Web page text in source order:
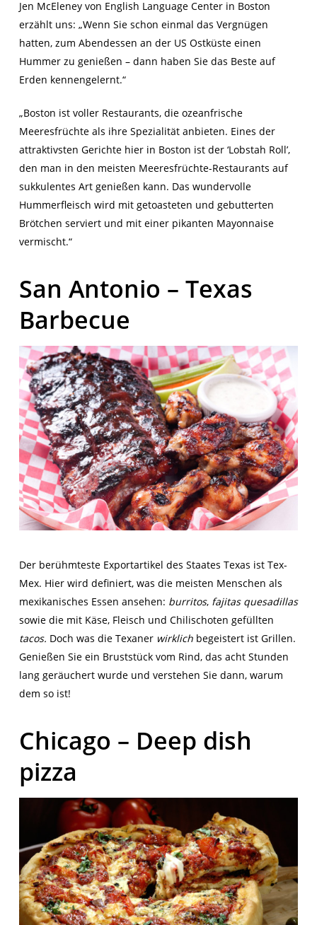
Jen McEleney von English Language Center in Boston
erzählt uns: „Wenn Sie schon einmal das Vergnügen
hatten, zum Abendessen an der US Ostküste einen
Hummer zu genießen – dann haben Sie das Beste auf
Erden kennengelernt.“
„Boston ist voller Restaurants, die ozeanfrische
Meeresfrüchte als ihre Spezialität anbieten. Eines der
attraktivsten Gerichte hier in Boston ist der ‘Lobstah Roll’,
den man in den meisten Meeresfrüchte-Restaurants auf
sukkulentes Art genießen kann. Das wundervolle
Hummerfleisch wird mit getoasteten und gebutterten
Brötchen serviert und mit einer pikanten Mayonnaise
vermischt.“
San Antonio – Texas
Barbecue
Der berühmteste Exportartikel des Staates Texas ist Tex-
Mex. Hier wird definiert, was die meisten Menschen als
mexikanisches Essen ansehen: burritos, fajitas quesadillas
sowie die mit Käse, Fleisch und Chilischoten gefüllten
tacos. Doch was die Texaner wirklichbegeistert ist Grillen.
Genießen Sie ein Bruststück vom Rind, das acht Stunden
lang geräuchert wurde und verstehen Sie dann, warum
dem so ist!
Chicago – Deep dish
pizza